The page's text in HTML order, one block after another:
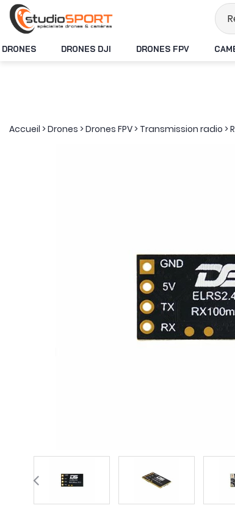
Stock en
DRONES DRONES DJI DRONES FPV
Accueil >Drones >Drones FPV> Transmission radio >